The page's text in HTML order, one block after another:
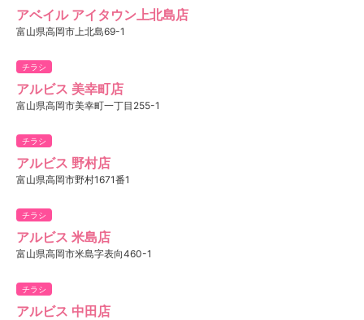
アベイル アイタウン上北島店
富山県高岡市上北島69-1
チラシ
アルビス 美幸町店
富山県高岡市美幸町一丁目255-1
チラシ
アルビス 野村店
富山県高岡市野村1671番1
チラシ
アルビス 米島店
富山県高岡市米島字表向460-1
チラシ
アルビス 中田店